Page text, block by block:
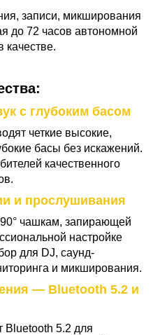
записи, микширования
до 72 часов автономной
качестве.
с глубоким басом
четкие высокие,
басы без искажений.
качественного
и прослушивания
чашкам, запирающей
настройке
для DJ, саунд-
и микширования.
— Bluetooth 5.2 и
Bluetooth 5.2 для